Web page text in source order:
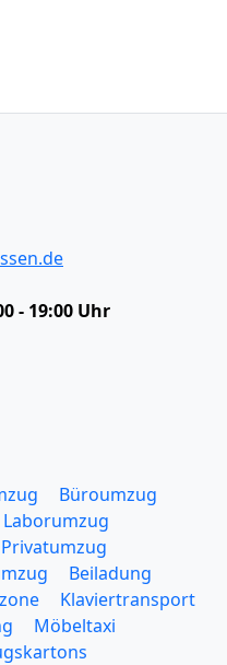
- 19:00 Uhr
Büroumzug
Laborumzug
Privatumzug
Beiladung
Klaviertransport
Möbeltaxi